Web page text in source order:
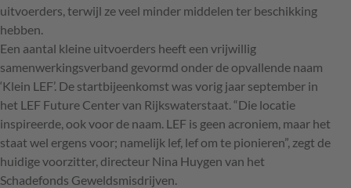
uitvoerders, terwijl ze veel minder middelen ter beschikking
hebben.
Een aantal kleine uitvoerders heeft een vrijwillig
samenwerkingsverband gevormd onder de opvallende naam
‘Klein LEF’. De startbijeenkomst was vorig jaar september in
het LEF Future Center van Rijkswaterstaat. “Die locatie
inspireerde, ook voor de naam. LEF is geen acroniem, maar het
staat wel ergens voor; namelijk lef, lef om te pionieren”, zegt de
huidige voorzitter, directeur Nina Huygen van het
Schadefonds Geweldsmisdrijven.